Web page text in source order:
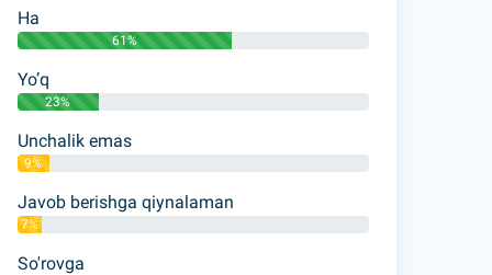
Ha
61%
Yo’q
23%
Unchalik emas
9%
Javob berishga qiynalaman
7%
So'rovga